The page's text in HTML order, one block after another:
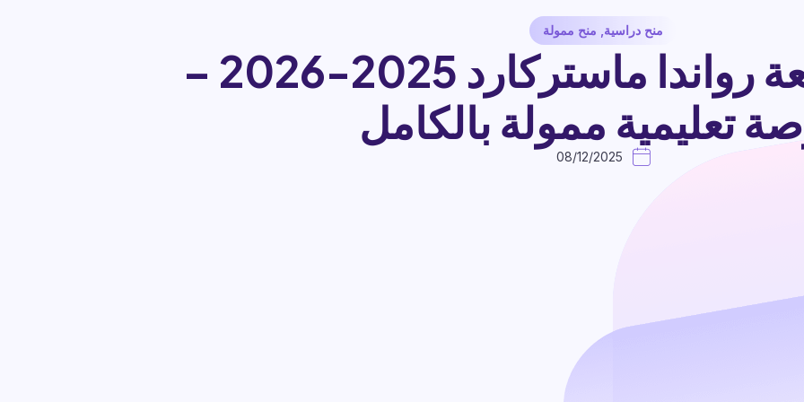
منح دراسية منح ممولة
منحة جامعة رواندا ماستركارد 2025-2026 –
تعليمية ممولة بالكامل
08/12/2025